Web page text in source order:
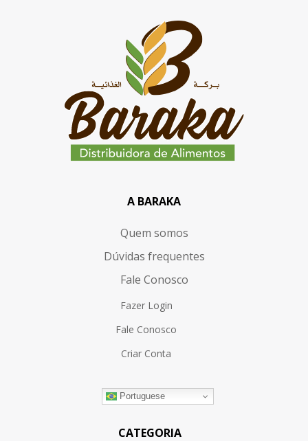
A BARAKA
Quem somos
Dúvidas frequentes
Fale Conosco
Fazer Login
Fale Conosco
Criar Conta
Portuguese
CATEGORIA